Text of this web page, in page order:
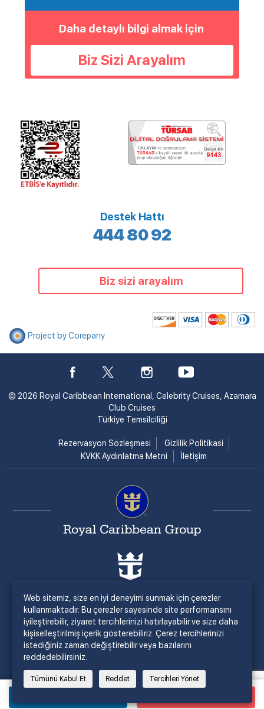
Daha detaylı bilgi almak için
Biz Sizi Arayalım
Destek Hattı
444 80 92
Biz sizi arayalım
Project by Corepany
© 2026 Royal Caribbean International, Celebrity Cruises, Azamara
Club Cruises
Türkiye Temsilciliği
Rezervasyon Sözleşmesi
Gizlilik Politikasi
KVKK Aydınlatma Metni
İletişim
Web sitemiz, size en iyi deneyimi sunmak için çerezler
kullanmaktadır. Bu çerezler sayesinde site performansını
iyileştirebilir, ziyaret tercihlerinizi hatırlayabilir ve size daha
kişiselleştirilmiş içerik gösterebiliriz. Çerez tercihlerinizi
istediğiniz zaman değiştirebilir veya bazılarını
reddedebilirsiniz.
Tümünü Kabul Et Reddet Tercihleri Yönet